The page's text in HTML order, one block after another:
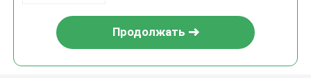
Продолжать